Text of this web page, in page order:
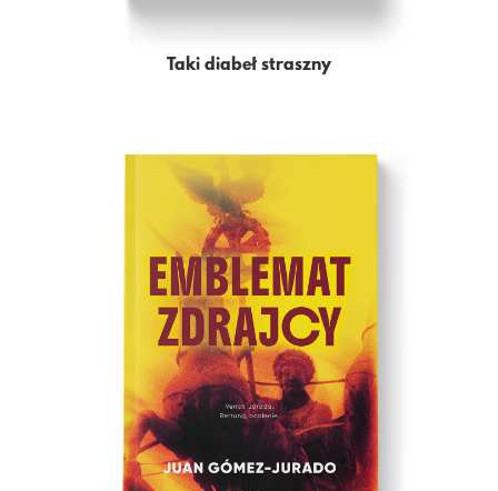
Taki diabeł straszny